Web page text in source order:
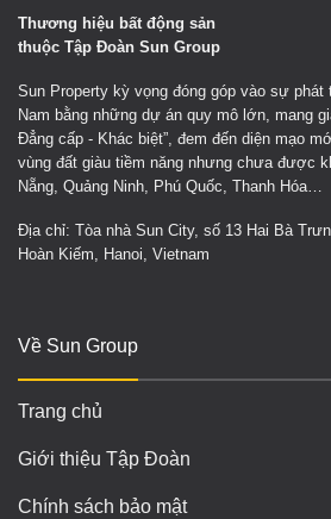
Thương hiệu bất động sản
thuộc Tập Đoàn Sun Group
Sun Property kỳ vọng đóng góp vào sự phát
Nam bằng những dự án quy mô lớn, mang
Đẳng cấp - Khác biệt”, đem đến diện mạo
vùng đất giàu tiềm năng nhưng chưa được
Nẵng, Quảng Ninh, Phú Quốc, Thanh Hóa…
Địa chỉ: Tòa nhà Sun City, số 13 Hai Bà
Hoàn Kiếm, Hanoi, Vietnam
Về Sun Group
Trang chủ
Giới thiệu Tập Đoàn
Chính sách bảo mật